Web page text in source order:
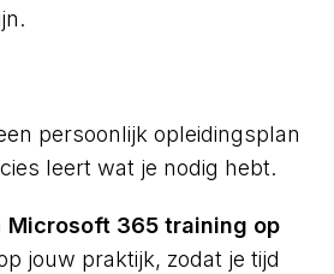
persoonlijk opleidingsplan
leert wat je nodig hebt.
Microsoft 365 training op
jouw praktijk, zodat je tijd